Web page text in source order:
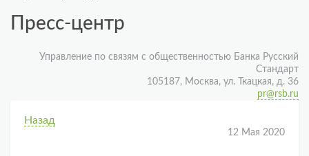
Пресс-центр
Управление по связям с общественностью Банка Русский
Стандарт
105187, Москва, ул. Ткацкая, д. 36
pr@rsb.ru
Назад
12 Мая 2020